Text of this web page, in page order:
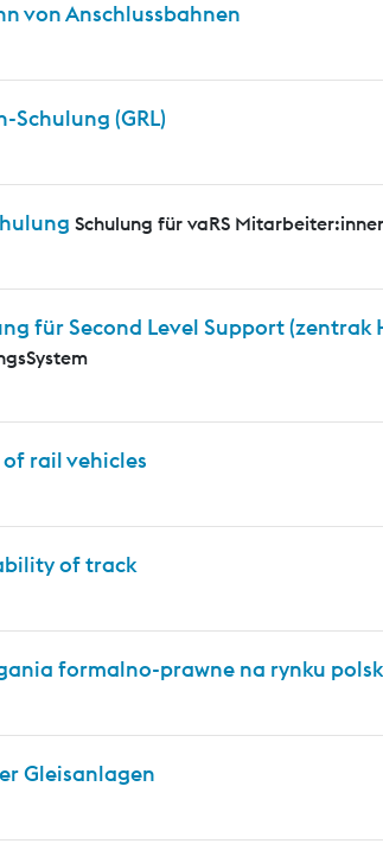
von Anschlussbahnen
Schulung (GRL)
Schulung für vaRS
für Second Level Support (zentrak
rail vehicles
of track
formalno-prawne na rynku
Gleisanlagen